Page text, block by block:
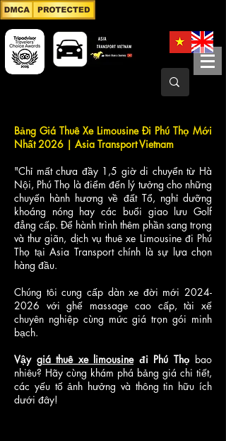
Bảng Giá Thuê Xe Limousine Đi Phú Thọ Mới
Nhất 2026 | Asia Transport Vietnam
"Chỉ mất chưa đầy 1,5 giờ di chuyển từ Hà
Nội, Phú Thọ là điểm đến lý tưởng cho những
chuyến hành hương về đất Tổ, nghỉ dưỡng
khoáng nóng hay các buổi giao lưu Golf
đẳng cấp. Để hành trình thêm phần sang trọng
và thư giãn, dịch vụ thuê xe Limousine đi Phú
Thọ tại Asia Transport chính là sự lựa chọn
hàng đầu.
Chúng tôi cung cấp dàn xe đời mới 2024-
2026 với ghế massage cao cấp, tài xế
chuyên nghiệp cùng mức giá trọn gói minh
bạch.
Vậy giá thuê xe limousineđi Phú Thọ bao
nhiêu? Hãy cùng khám phá bảng giá chi tiết,
các yếu tố ảnh hưởng và thông tin hữu ích
dưới đây!